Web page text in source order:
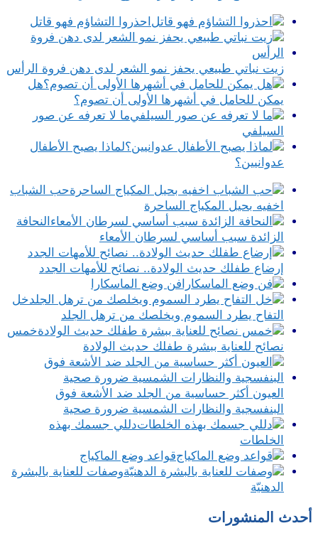
احذروا التشاؤم فهو قاتل
زيت نباتي طبيعي يحفز نمو الشعر لدى دهن فروة الرأس
هل
يمكن للحامل في أشهرها الأولى أن تصوم؟
ما لا تعرفه عن صور
السيلفي
لماذا يصبح الأطفال
عدوانيين؟
حب الشباب
اخفيه بحيل المكياج الساحرة
النحافة
الزائدة سبب أساسي لسرطان الأمعاء
إرضاع طفلك حديث الولادة.. نصائح للأمهات الجدد
فن وضع الماسكارا
خل
التفاح يطرد السموم ويخلصك من ترهل الجلد
خمس
نصائح للعناية ببشرة طفلك حديث الولادة
العيون أكثر حساسية من الجلد ضد الأشعة فوق
البنفسجية والنظارات الشمسية ضرورة صحية
دللي جسمك بهذه
الخلطات
قواعد وضع الماكياج
وصفات للعناية بالبشرة
الدهنيّة
أحدث المنشورات